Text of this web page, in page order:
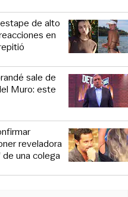
de alto
en
sale de
Muro: este
reveladora
de una colega